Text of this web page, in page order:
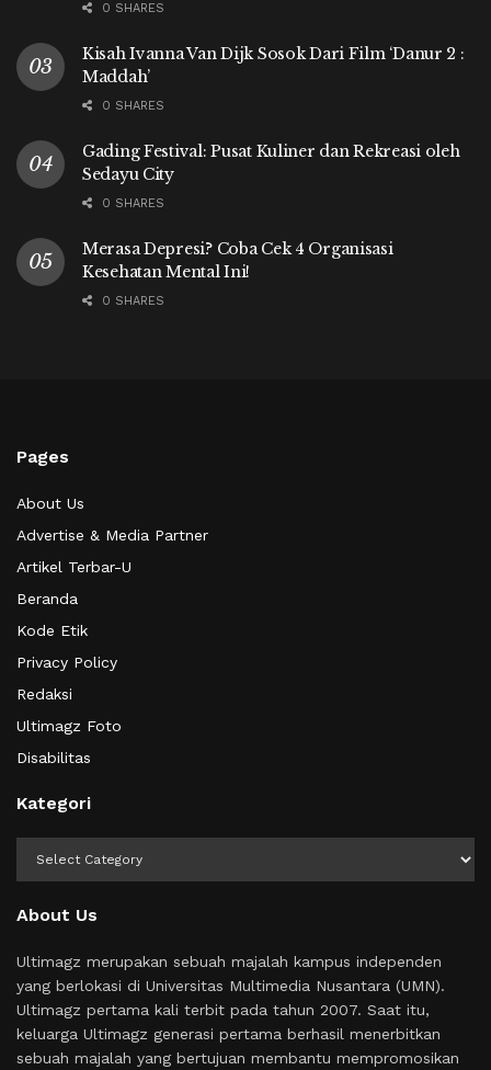
0 SHARES
Kisah Ivanna Van Dijk Sosok Dari Film ‘Danur 2 :
Maddah’
0 SHARES
Gading Festival: Pusat Kuliner dan Rekreasi oleh
Sedayu City
0 SHARES
Merasa Depresi? Coba Cek 4 Organisasi
Kesehatan Mental Ini!
0 SHARES
Pages
About Us
Advertise & Media Partner
Artikel Terbar-U
Beranda
Kode Etik
Privacy Policy
Redaksi
Ultimagz Foto
Disabilitas
Kategori
About Us
Ultimagz merupakan sebuah majalah kampus independen
yang berlokasi di Universitas Multimedia Nusantara (UMN).
Ultimagz pertama kali terbit pada tahun 2007. Saat itu,
keluarga Ultimagz generasi pertama berhasil menerbitkan
sebuah majalah yang bertujuan membantu mempromosikan